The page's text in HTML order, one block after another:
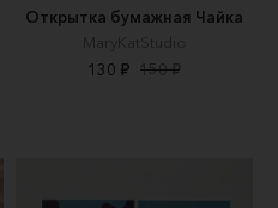
Открытка бумажная Чайка
MaryKatStudio
130 ₽ 150 ₽